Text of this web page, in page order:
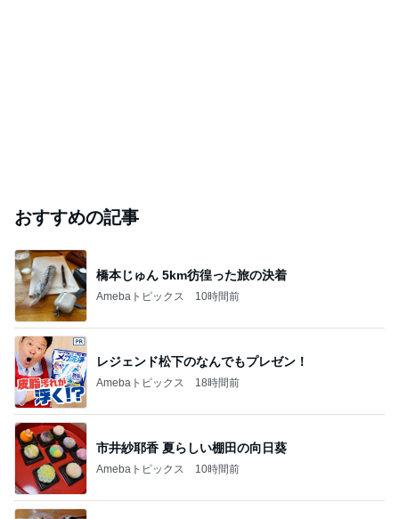
おすすめの記事
橋本じゅん 5km彷徨った旅の決着
Amebaトピックス 10時間前
レジェンド松下のなんでもプレゼン！
Amebaトピックス 18時間前
市井紗耶香 夏らしい棚田の向日葵
Amebaトピックス 10時間前